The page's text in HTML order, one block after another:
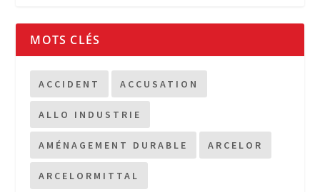
MOTS CLÉS
ACCIDENT ACCUSATION
ALLO INDUSTRIE
AMÉNAGEMENT DURABLE ARCELOR
ARCELORMITTAL